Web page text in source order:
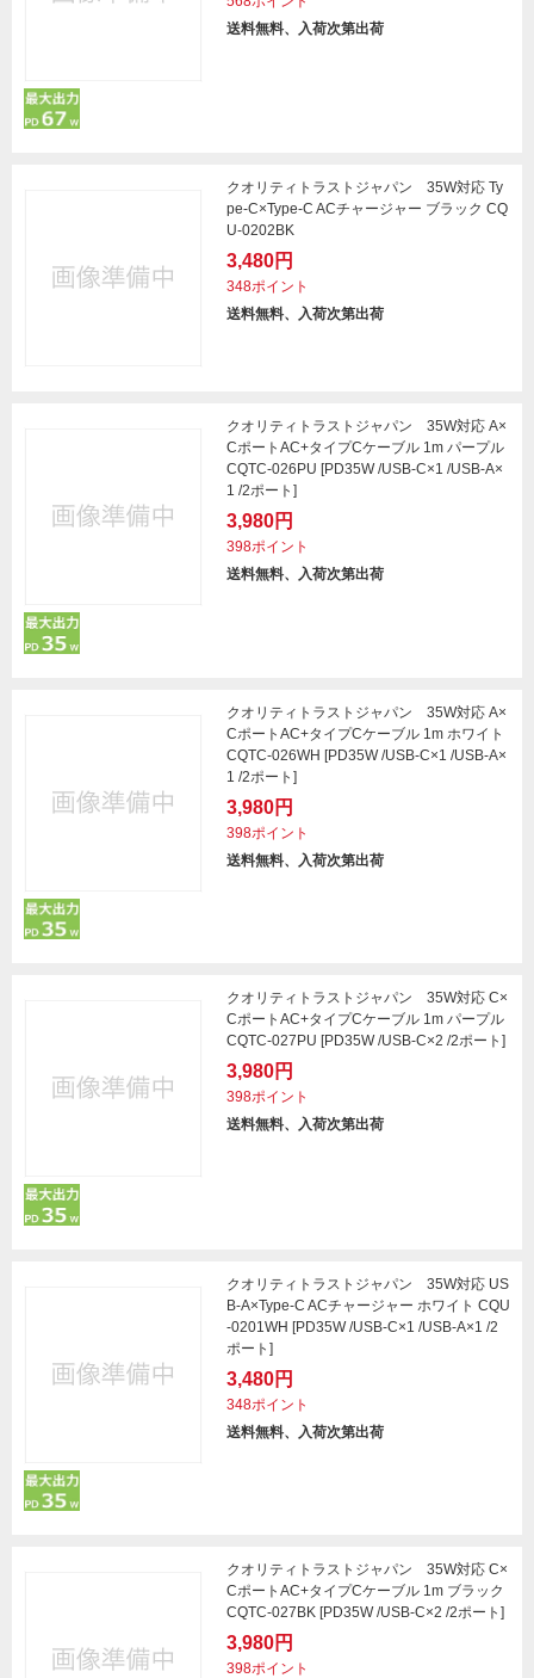
送料無料、入荷次第出荷
クオリティトラストジャパン 35W対応 Ty
pe-C×Type-C ACチャージャー ブラック CQ
U-0202BK
3,480円
348ポイント
送料無料、入荷次第出荷
クオリティトラストジャパン 35W対応 A×
CポートAC+タイプCケーブル 1m パープル
CQTC-026PU [PD35W /USB-C×1 /USB-A×
1 /2ポート]
3,980円
398ポイント
送料無料、入荷次第出荷
クオリティトラストジャパン 35W対応 A×
CポートAC+タイプCケーブル 1m ホワイト
CQTC-026WH [PD35W /USB-C×1 /USB-A×
1 /2ポート]
3,980円
398ポイント
送料無料、入荷次第出荷
クオリティトラストジャパン 35W対応 C×
CポートAC+タイプCケーブル 1m パープル
CQTC-027PU [PD35W /USB-C×2 /2ポート]
3,980円
398ポイント
送料無料、入荷次第出荷
クオリティトラストジャパン 35W対応 US
B-A×Type-C ACチャージャー ホワイト CQU
-0201WH [PD35W /USB-C×1 /USB-A×1 /2
ポート]
3,480円
348ポイント
送料無料、入荷次第出荷
クオリティトラストジャパン 35W対応 C×
CポートAC+タイプCケーブル 1m ブラック
CQTC-027BK [PD35W /USB-C×2 /2ポート]
3,980円
398ポイント